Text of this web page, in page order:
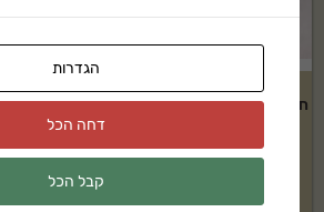
חוט ניילון לחרמש 3.3mmX40m –
הגדרות
דחה הכל
קבל הכל